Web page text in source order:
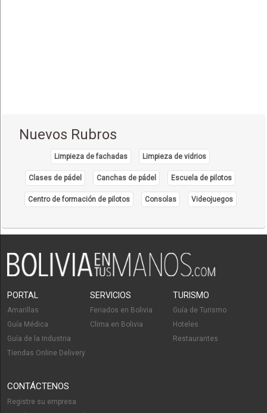
Nuevos Rubros
Limpieza de fachadas Limpieza de vidrios
Clases de pádel Canchas de pádel Escuela de pilotos
Centro de formación de pilotos Consolas Videojuegos
PORTAL
Amarillas
Guía Médica
Guía de la Industria
Tiendas Online Delivery
SERVICIOS
Feriados en Bolivia
Clima en Bolivia
TURISMO
Guía de Turismo
Hoteles
Restaurantes
CONTÁCTENOS
Registre su empresa